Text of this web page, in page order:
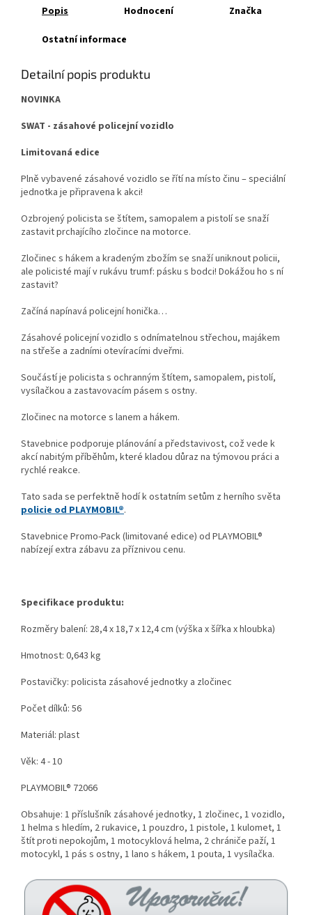
Popis Hodnocení Značka
Ostatní informace
Detailní popis produktu
NOVINKA
SWAT - zásahové policejní vozidlo
Limitovaná edice
Plně vybavené zásahové vozidlo se řítí na místo činu – speciální
jednotka je připravena k akci!
Ozbrojený policista se štítem, samopalem a pistolí se snaží
zastavit prchajícího zločince na motorce.
Zločinec s hákem a kradeným zbožím se snaží uniknout policii,
ale policisté mají v rukávu trumf: pásku s bodci! Dokážou ho s ní
zastavit?
Začíná napínavá policejní honička…
Zásahové policejní vozidlo s odnímatelnou střechou, majákem
na střeše a zadními otevíracími dveřmi.
Součástí je policista s ochranným štítem, samopalem, pistolí,
vysílačkou a zastavovacím pásem s ostny.
Zločinec na motorce s lanem a hákem.
Stavebnice podporuje plánování a představivost, což vede k
akcí nabitým příběhům, které kladou důraz na týmovou práci a
rychlé reakce.
Tato sada se perfektně hodí k ostatním setům z herního světa
policie od PLAYMOBIL®.
Stavebnice Promo-Pack (limitované edice) od PLAYMOBIL®
nabízejí extra zábavu za příznivou cenu.
Specifikace produktu:
Rozměry balení: 28,4 x 18,7 x 12,4 cm (výška x šířka x hloubka)
Hmotnost: 0,643 kg
Postavičky: policista zásahové jednotky a zločinec
Počet dílků: 56
Materiál: plast
Věk: 4 - 10
PLAYMOBIL® 72066
Obsahuje: 1 příslušník zásahové jednotky, 1 zločinec, 1 vozidlo,
1 helma s hledím, 2 rukavice, 1 pouzdro, 1 pistole, 1 kulomet, 1
štít proti nepokojům, 1 motocyklová helma, 2 chrániče paží, 1
motocykl, 1 pás s ostny, 1 lano s hákem, 1 pouta, 1 vysílačka.